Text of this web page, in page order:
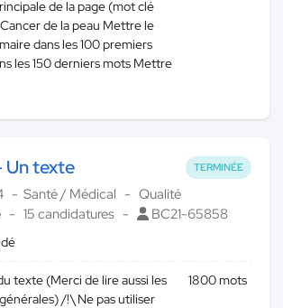
de la page (mot clé
de la peau Mettre le
dans les 100 premiers
les 150 derniers mots Mettre
TERMINÉE
Un texte
Santé / Médical
Qualité
15 candidatures BC21-65858
texte (Merci de lire aussi les
/!\ Ne pas utiliser
1800 mots